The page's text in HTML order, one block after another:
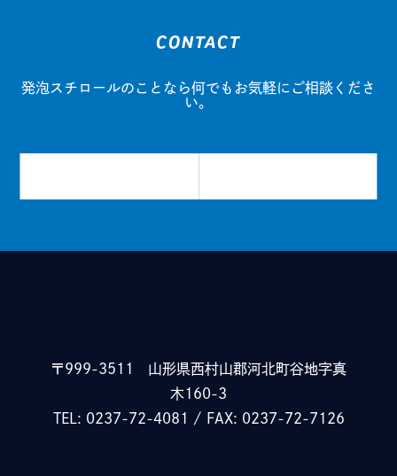
CONTACT
発泡スチロールのことなら何でもお気軽にご相談くださ
い。
〒999-3511 山形県西村山郡河北町谷地字真
木160-3
TEL: 0237-72-4081 / FAX: 0237-72-7126